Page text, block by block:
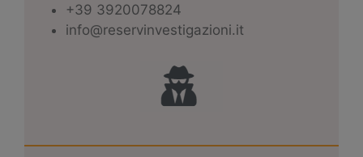
+39 3920078824
info@reservinvestigazioni.it